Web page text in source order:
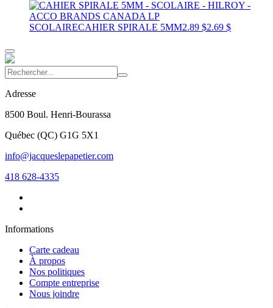
SCOLAIRECAHIER SPIRALE 5MM2.89 $2.69 $
Adresse
8500 Boul. Henri-Bourassa
Québec (QC) G1G 5X1
info@jacqueslepapetier.com
418 628-4335
Informations
Carte cadeau
À propos
Nos politiques
Compte entreprise
Nous joindre